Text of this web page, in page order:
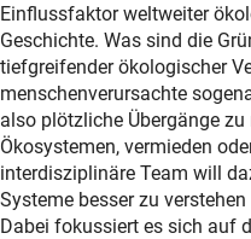
Einflussfaktor weltweiter
Geschichte. Was sind die
tiefgreifender ökologischer
menschenverursachte
also plötzliche Übergänge
Ökosystemen, vermieden
interdisziplinäre Team will
Systeme besser zu
Dabei fokussiert es sich auf